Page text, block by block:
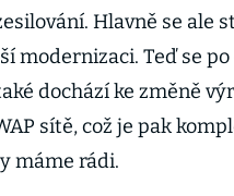
Hlavně se ale
modernizaci. Teď se po
dochází ke změně
sítě, což je pak
máme rádi.